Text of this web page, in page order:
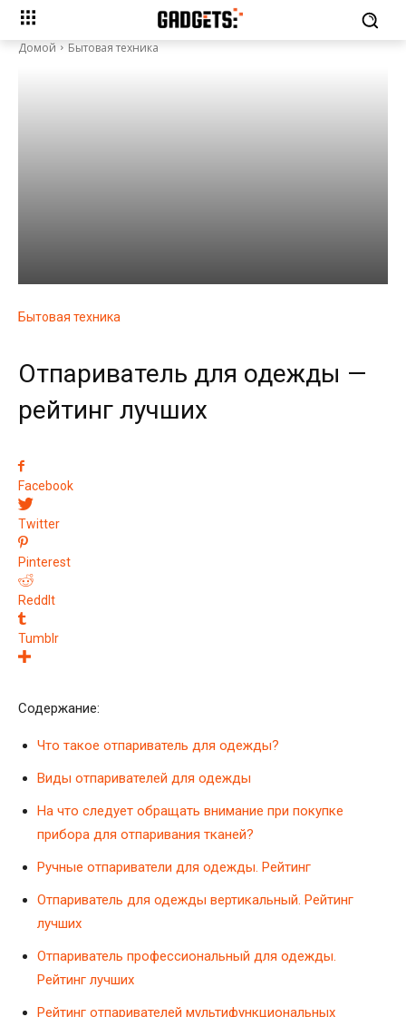
Домой Бытовая техника
Бытовая техника
Отпариватель для одежды —
рейтинг лучших
Facebook
Twitter
Pinterest
ReddIt
Tumblr
Содержание:
Что такое отпариватель для одежды?
Виды отпаривателей для одежды
На что следует обращать внимание при покупке
прибора для отпаривания тканей?
Ручные отпариватели для одежды. Рейтинг
Отпариватель для одежды вертикальный. Рейтинг
лучших
Отпариватель профессиональный для одежды.
Рейтинг лучших
Рейтинг отпаривателей мультифункциональных